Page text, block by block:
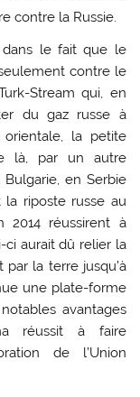
contre la Russie.
dans le fait que le
contre le
Stream qui, en
du gaz russe à
orientale, la petite
là, par un autre
en Serbie
la riposte russe au
2014 réussirent à
ci aurait dû relier la
par la terre jusqu’à
une plate-forme
avantages
réussit à faire
de l’Union